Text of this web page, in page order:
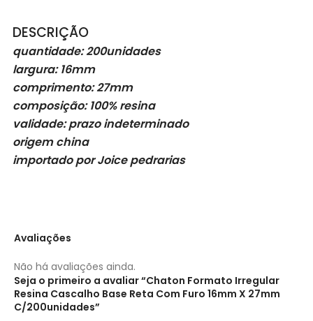
DESCRIÇÃO
quantidade: 200unidades
largura: 16mm
comprimento: 27mm
composição: 100% resina
validade: prazo indeterminado
origem china
importado por Joice pedrarias
Avaliações
Não há avaliações ainda.
Seja o primeiro a avaliar “Chaton Formato Irregular
Resina Cascalho Base Reta Com Furo 16mm X 27mm
C/200unidades”